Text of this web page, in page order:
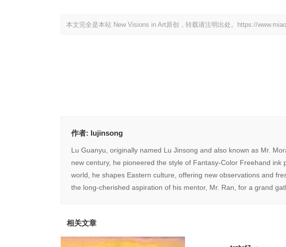
本文完全是本站 New Visions in Art原创，转载请注明出处。 https://
作者: lujinsong
Lu Guanyu, originally named Lu Jinsong and also known as Mr.
new century, he pioneered the style of Fantasy-Color Freehand
world, he shapes Eastern culture, offering new observations and
the long-cherished aspiration of his mentor, Mr. Ran, for a grand
相关文章